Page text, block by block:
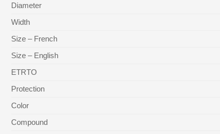
Diameter
Width
Size – French
Size – English
ETRTO
Protection
Color
Compound